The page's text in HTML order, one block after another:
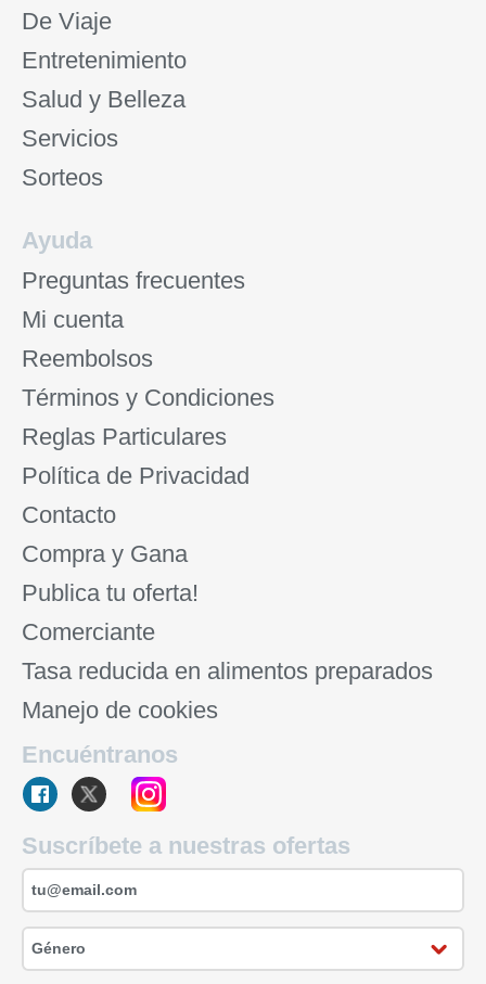
De Viaje
Entretenimiento
Salud y Belleza
Servicios
Sorteos
Ayuda
Preguntas frecuentes
Mi cuenta
Reembolsos
Términos y Condiciones
Reglas Particulares
Política de Privacidad
Contacto
Compra y Gana
Publica tu oferta!
Comerciante
Tasa reducida en alimentos preparados
Manejo de cookies
Encuéntranos
Suscríbete a nuestras ofertas